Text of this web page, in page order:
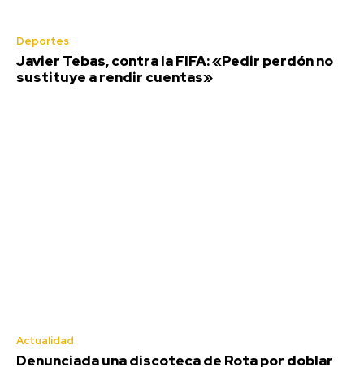
Deportes
Javier Tebas, contra la FIFA: «Pedir perdón no
sustituye a rendir cuentas»
Actualidad
Denunciada una discoteca de Rota por doblar